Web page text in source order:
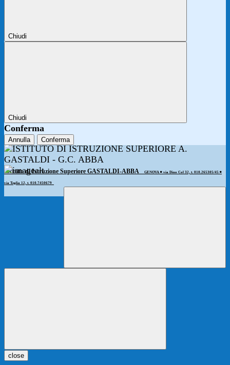
Chiudi
Chiudi
Conferma
Annulla Conferma
Istituto di Istruzione Superiore GASTALDI-ABBA GENOVA ◾️ via Dino Col 32, t. 010.265305/45 ◾️
via Teglia 12, t. 010.7450679
close